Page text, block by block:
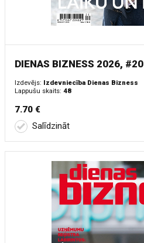
DIENAS BIZNESS 2026, #20
Izdevējs: Izdevniecība Dienas Bizness
Lappušu skaits: 48
7.70 €
Salīdzināt